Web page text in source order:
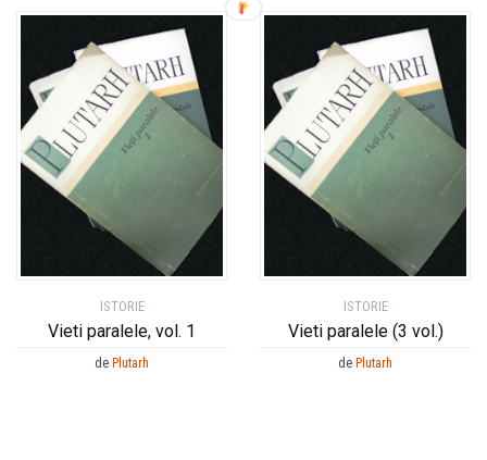
ISTORIE
Vieti paralele, vol. 1
de Plutarh
ISTORIE
Vieti paralele (3 vol.)
de Plutarh